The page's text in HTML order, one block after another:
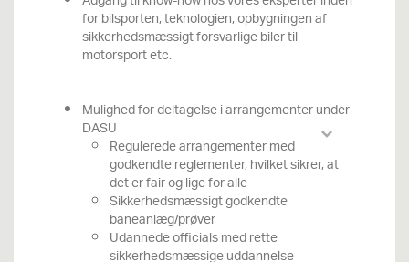
for bilsporten, teknologien, opbygningen af
sikkerhedsmæssigt forsvarlige biler til
motorsport etc.
Mulighed for deltagelse i arrangementer under
DASU
Regulerede arrangementer med
godkendte reglementer, hvilket sikrer, at
det er fair og lige for alle
Sikkerhedsmæssigt godkendte
baneanlæg/prøver
Udannede officials med rette